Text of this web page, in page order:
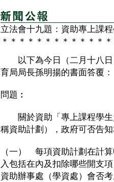
立法會十九題：資助專上課
＊＊＊＊＊＊＊＊＊＊＊＊
以下為今日（二月十八日
育局局長孫明揚的書面答覆：
問題︰
關於資助「專上課程學生
稱資助計劃），政府可否告
（一） 每項資助計劃在計
入包括在內及扣除哪些開支
資助辦事處（學資處）會否